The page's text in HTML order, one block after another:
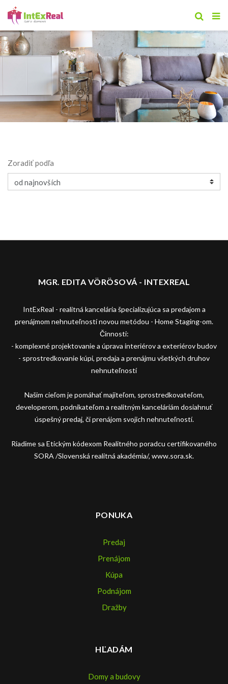
Zoradiť podľa
MGR. EDITA VÖRÖSOVÁ - INTEXREAL
IntExReal - realitná kancelária špecializujúca sa predajom a
prenájmom nehnuteľností novou metódou - Home Staging-om.
Činnosti:
- komplexné projektovanie a úprava interiérov a exteriérov budov
- sprostredkovanie kúpi, predaja a prenájmu všetkých druhov
nehnuteľností
Našim cieľom je pomáhať majiteľom, sprostredkovateľom,
developerom, podnikateľom a realitným kanceláriám dosiahnuť
úspešný predaj, či prenájom svojich nehnuteľností.
Riadime sa Etickým kódexom Realitného poradcu certifikovaného
SORA /Slovenská realitná akadémia/, www.sora.sk.
PONUKA
Predaj
Prenájom
Kúpa
Podnájom
Dražby
HĽADÁM
Domy a budovy